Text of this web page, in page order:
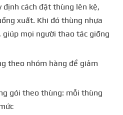
cách đặt thùng lên kệ,
xuất. Khi đó thùng nhựa
giúp mọi người thao tác giống
theo nhóm hàng để giảm
gói theo thùng: mỗi thùng